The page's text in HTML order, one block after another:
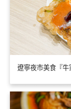
遼寧夜市美食『